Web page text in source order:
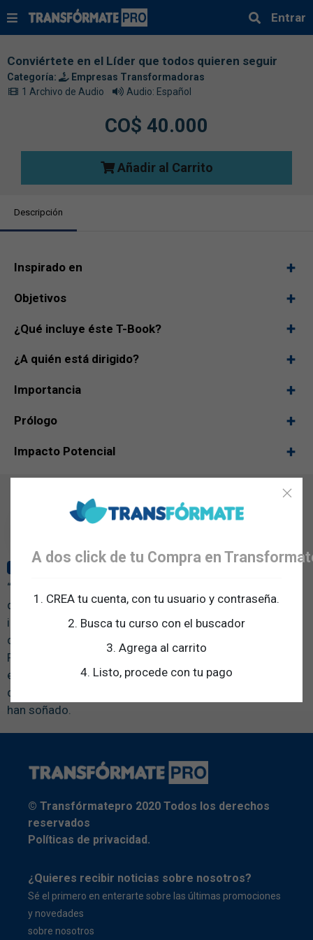
Entrar
Conviértete en el Líder que todos quieren seguir
Categoría:
Empresas Transformadoras
1 Archivo de Audio
Audio: Español
CO$ 40.000
Añadir al Carrito
Descripción
Inspirado en
Objetivos
¿Qué incluye éste T-Book?
¿A quién está dirigido?
Importancia
Prólogo
Impacto Potencial
Luifer García
Mentor
“Si deseas Obtener resultados que nunca has logrado
debes hacer cosas que nunca has hecho” Esta Frase
inspiro a LuiferGarcía a tomar la decisión de entrenarse
con los mejores a nivel mundial como lo es Anthony
Robbins, Tal Ben Shahar, Mohanbir Sawhney, Anil Gupta,
entre otros. Sus emprendimientos han inspirado a miles
de personas a crear definitivamente la vida que siempre
han soñado.
© Transfórmatepro 2020 Todos los derechos
reservados
Políticas de privacidad.
¿Quieres recibir noticias sobre nosotros?
Sé el primero en enterarte sobre las últimas promociones
y novedades
sobre nosotros
A dos click de tu Compra en
1. CREA tu cuenta, con tu usuario y contraseña.
2. Busca tu curso con el buscador
3. Agrega al carrito
4. Listo, procede con tu pago